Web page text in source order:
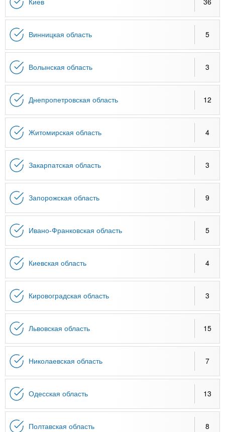
ю
n
t
s
.
i
n
f
o
з
в
и
Онлайн курсы
За рубежом
Винницкая область 5
Волынская область 3
Днепропетровская область 12
Житомирская область 4
Закарпатская область 3
Запорожская область 9
Ивано-Франковская область 5
Киевская область 4
Кировоградская область 3
Львовская область 15
Николаевская область 7
Одесская область 13
Полтавская область 8